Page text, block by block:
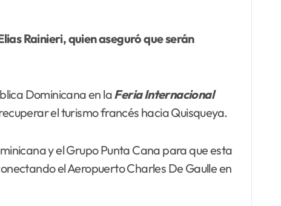
Rainieri, quien aseguró que serán
Dominicana en laFeria Internacional
el turismo francés hacia Quisqueya.
y el Grupo Punta Cana para que esta
el Aeropuerto Charles De Gaulle en